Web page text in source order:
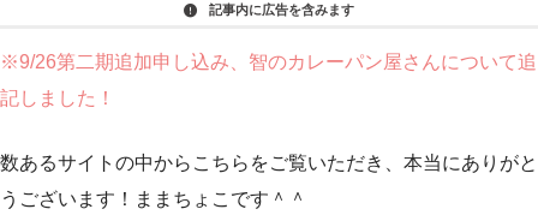
記事内に広告を含みます
※9/26第二期追加申し込み、智のカレーパン屋さんについて追
記しました！
数あるサイトの中からこちらをご覧いただき、本当にありがと
うございます！ままちょこです＾＾